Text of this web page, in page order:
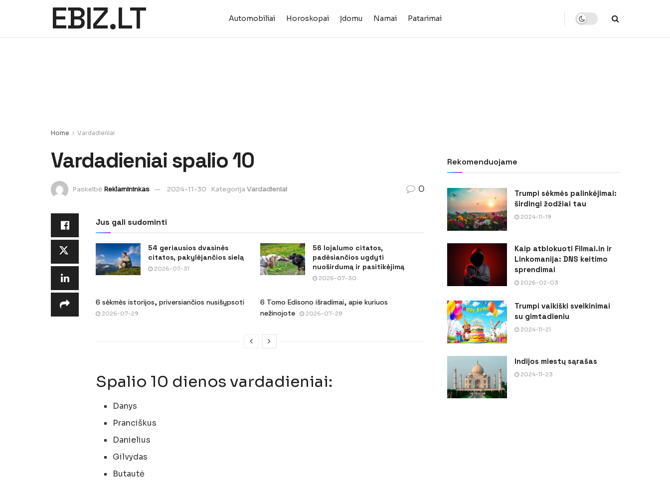
EBIZ.LT Automobiliai Horoskopai Įdomu Namai Patarimai
Home Vardadieniai
Vardadieniai spalio 10
Paskelbė Reklamininkas 2024-11-30 Kategorija Vardadieniai 0
Jus gali sudominti
54 geriausios dvasinės
citatos, pakylėjančios sielą
2026-07-31
56 lojalumo citatos,
padėsiančios ugdyti
nuoširdumą ir pasitikėjimą
2026-07-30
6 sėkmės istorijos, priversiančios nusišypsoti
2026-07-29
6 Tomo Edisono išradimai, apie kuriuos
nežinojote
2026-07-28
Spalio 10 dienos vardadieniai:
Danys
Pranciškus
Danielius
Gilvydas
Butautė
Rekomenduojame
Trumpi sėkmės palinkėjimai:
širdingi žodžiai tau
2024-11-19
Kaip atblokuoti Filmai.in ir
Linkomanija: DNS keitimo
sprendimai
2026-02-03
Trumpi vaikiški sveikinimai
su gimtadieniu
2024-11-21
Indijos miestų sąrašas
2024-11-23